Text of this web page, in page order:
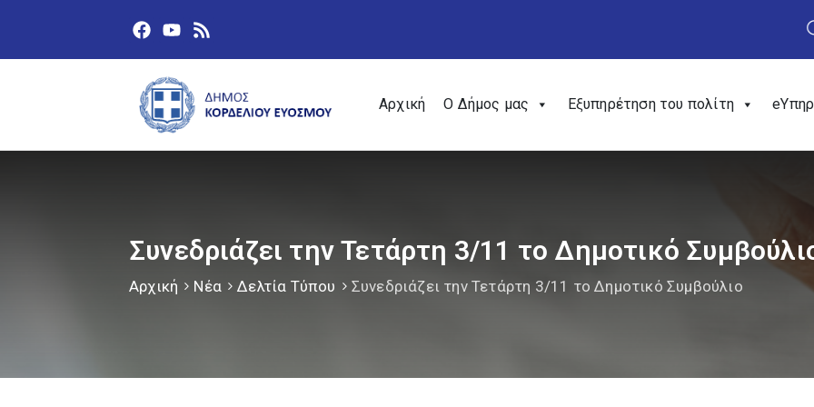
Αρχική Ο Δήμος μας Εξυπηρέτηση του πολίτη
Συνεδριάζει την Τετάρτη 3/11 το Δημοτικό
Αρχική Νέα Δελτία Τύπου Συνεδριάζει την Τετάρτη 3/11 το Δημοτικό Συμβούλιο